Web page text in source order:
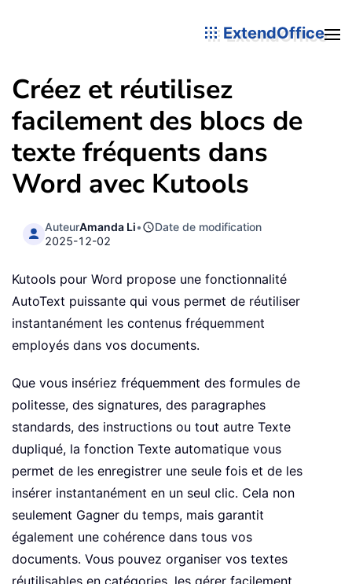
ExtendOffice
Créez et réutilisez
facilement des blocs de
texte fréquents dans
Word avec Kutools
AuteurAmanda Li•
Date de modification
2025-12-02
Kutools pour Word propose une fonctionnalité
AutoText puissante qui vous permet de réutiliser
instantanément les contenus fréquemment
employés dans vos documents.
Que vous insériez fréquemment des formules de
politesse, des signatures, des paragraphes
standards, des instructions ou tout autre Texte
dupliqué, la fonction Texte automatique vous
permet de les enregistrer une seule fois et de les
insérer instantanément en un seul clic. Cela non
seulement Gagner du temps, mais garantit
également une cohérence dans tous vos
documents. Vous pouvez organiser vos textes